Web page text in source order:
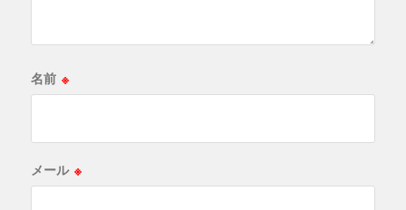
名前 ※
メール ※